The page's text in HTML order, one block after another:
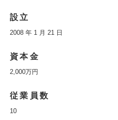
設立
2008 年 1 月 21 日
資本金
2,000万円
従業員数
10